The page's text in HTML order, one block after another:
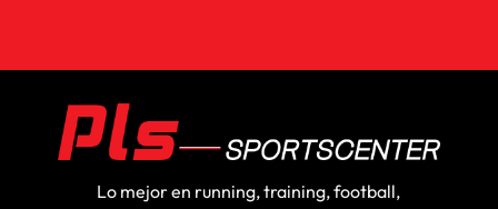
Lo mejor en running, training, football,